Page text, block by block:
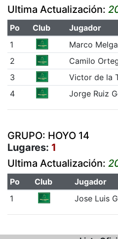
Ultima Actualización:
Po Club Jugador
1
Marco
2
Camilo
3
Victor de la
4
Jorge Ruiz
GRUPO: HOYO 14
Lugares: 1
Ultima Actualización:
Po Club Jugador
1
Jose Luis